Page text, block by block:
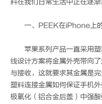
料在我们日常生活中正在逐渐
一、PEEK在iPhone上
苹果系列产品一直采用
线设计方案将金属外壳带向
与接收，这就要求其金属是
塑料连接金属如何保证手机
极氧化（铝合金后盖）中强